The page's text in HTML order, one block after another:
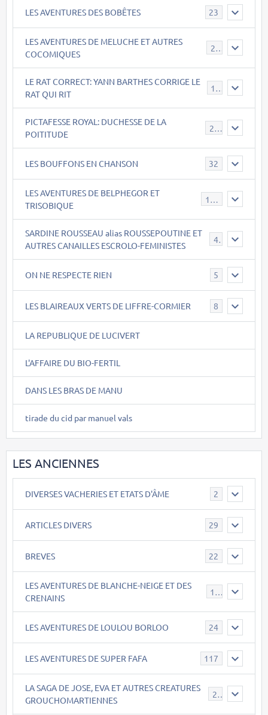
LES AVENTURES DES BOBÊTES 23
LES AVENTURES DE MELUCHE ET AUTRES
COCOMIQUES
22
LE RAT CORRECT: YANN BARTHES CORRIGE LE
RAT QUI RIT
15
PICTAFESSE ROYAL: DUCHESSE DE LA
POITITUDE
23
LES BOUFFONS EN CHANSON 32
LES AVENTURES DE BELPHEGOR ET
TRISOBIQUE
147
SARDINE ROUSSEAU alias ROUSSEPOUTINE ET
AUTRES CANAILLES ESCROLO-FEMINISTES
40
ON NE RESPECTE RIEN 5
LES BLAIREAUX VERTS DE LIFFRE-CORMIER 8
LA REPUBLIQUE DE LUCIVERT
L'AFFAIRE DU BIO-FERTIL
DANS LES BRAS DE MANU
tirade du cid par manuel vals
LES ANCIENNES
DIVERSES VACHERIES ET ETATS D'ÂME 2
ARTICLES DIVERS 29
BREVES 22
LES AVENTURES DE BLANCHE-NEIGE ET DES
CRENAINS
17
LES AVENTURES DE LOULOU BORLOO 24
LES AVENTURES DE SUPER FAFA 117
LA SAGA DE JOSE, EVA ET AUTRES CREATURES
GROUCHOMARTIENNES
26